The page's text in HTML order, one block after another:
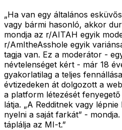
„Ha van egy általános
vagy bármi hasonló, akkor
mondja az r/AITAH egyik
r/AmItheAsshole egyik
tagja van. Ez a moderátor -
névtelenséget kért - már 18
gyakorlatilag a teljes
évtizedeken át dolgozott a
a platform létezését
látja. „A Redditnek vagy
nyelni a saját farkát” -
táplálja az MI-t.”